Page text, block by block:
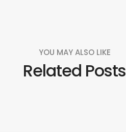
YOU MAY ALSO LIKE
Related Posts